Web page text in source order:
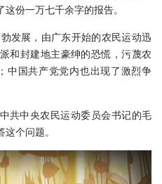
份一万七千余字的报告。
发展，由广东开始的农民运动迅
和封建地主豪绅的恐慌，污蔑农
中国共产党党内也出现了激烈争
共中央农民运动委员会书记的毛
个问题。